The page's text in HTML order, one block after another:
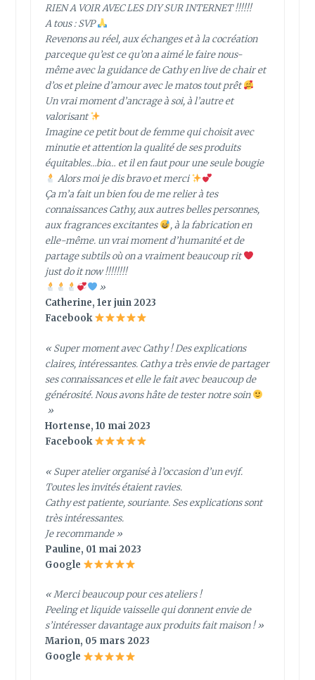
RIEN A VOIR AVEC LES DIY SUR INTERNET !!!!!!
A tous : SVP
Revenons au réel, aux échanges et à la cocréation
parceque qu’est ce qu’on a aimé le faire nous-
même avec la guidance de Cathy en live de chair et
d’os et pleine d’amour avec le matos tout prêt
Un vrai moment d’ancrage à soi, à l’autre et
valorisant
Imagine ce petit bout de femme qui choisit avec
minutie et attention la qualité de ses produits
équitables…bio… et il en faut pour une seule bougie
Alors moi je dis bravo et merci
Ça m’a fait un bien fou de me relier à tes
connaissances Cathy, aux autres belles personnes,
aux fragrances excitantes
, à la fabrication en
elle-même. un vrai moment d’humanité et de
partage subtils où on a vraiment beaucoup rit
just do it now !!!!!!!!
»
Catherine, 1er juin 2023
Facebook
« Super moment avec Cathy ! Des explications
claires, intéressantes. Cathy a très envie de partager
ses connaissances et elle le fait avec beaucoup de
générosité. Nous avons hâte de tester notre soin
»
Hortense, 10 mai 2023
Facebook
« Super atelier organisé à l’occasion d’un evjf.
Toutes les invités étaient ravies.
Cathy est patiente, souriante. Ses explications sont
très intéressantes.
Je recommande »
Pauline, 01 mai 2023
Google
« Merci beaucoup pour ces ateliers !
Peeling et liquide vaisselle qui donnent envie de
s’intéresser davantage aux produits fait maison ! »
Marion, 05 mars 2023
Google